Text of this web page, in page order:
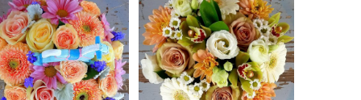
változatok
a
termékoldalon
választhatók
ki